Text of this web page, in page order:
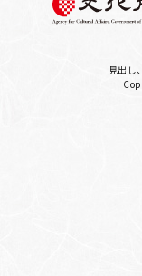
見出し